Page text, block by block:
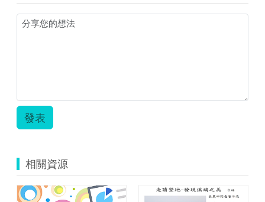
發表
相關資源